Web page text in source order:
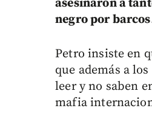
asesinaron a
negro por barcos
Petro insiste en
que además a
leer y no saben
mafia